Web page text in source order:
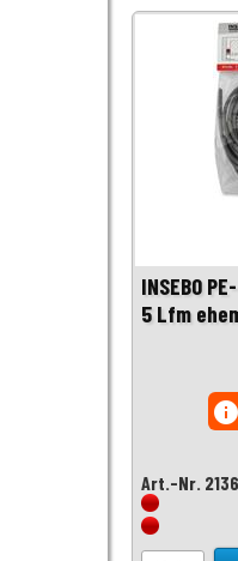
INSEBO
5 Lfm
Art.-Nr.